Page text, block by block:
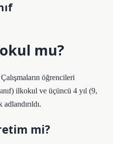
mu?
öğrencileri
ilkokul ve üçüncü 4 yıl (9,
mi?